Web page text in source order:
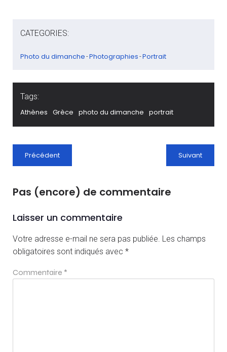
CATEGORIES:
Photo du dimanche -Photographies -Portrait
Tags:
Athènes Grèce photo du dimanche portrait
Précédent Suivant
Pas (encore) de commentaire
Laisser un commentaire
Votre adresse e-mail ne sera pas publiée. Les champs
obligatoires sont indiqués avec *
Commentaire *